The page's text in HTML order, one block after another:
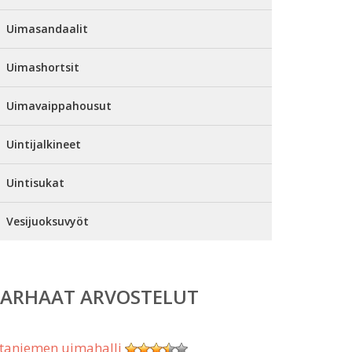
Uimasandaalit
Uimashortsit
Uimavaippahousut
Uintijalkineet
Uintisukat
Vesijuoksuvyöt
ARVOSTELUT
uimahalli